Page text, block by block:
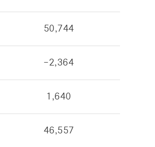
50,744
-2,364
1,640
46,557